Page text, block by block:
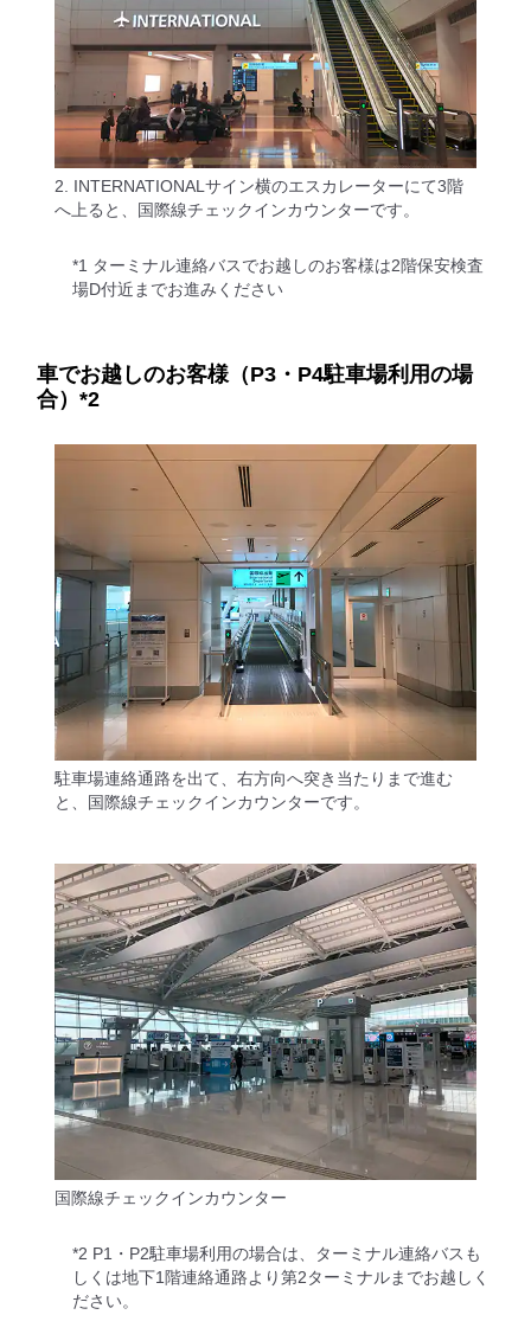
2. INTERNATIONALサイン横のエスカレーターにて3階
へ上ると、国際線チェックインカウンターです。
*1 ターミナル連絡バスでお越しのお客様は2階保安検査
場D付近までお進みください
車でお越しのお客様（P3・P4駐車場利用の場
合）*2
駐車場連絡通路を出て、右方向へ突き当たりまで進む
と、国際線チェックインカウンターです。
国際線チェックインカウンター
*2 P1・P2駐車場利用の場合は、ターミナル連絡バスも
しくは地下1階連絡通路より第2ターミナルまでお越しく
ださい。